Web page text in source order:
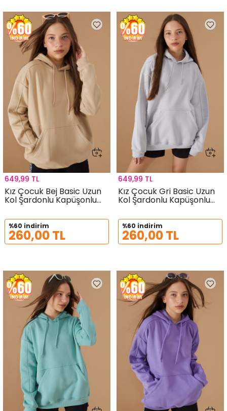
Kız Çocuk Bej Basic Uzun
Kol Şardonlu Kapüşonlu
Sweatshirt 19192
649,99 TL
%60 indirim
260,00 TL
Kız Çocuk Gri Basic Uzun
Kol Şardonlu Kapüşonlu
Sweatshirt 19191
649,99 TL
%60 indirim
260,00 TL